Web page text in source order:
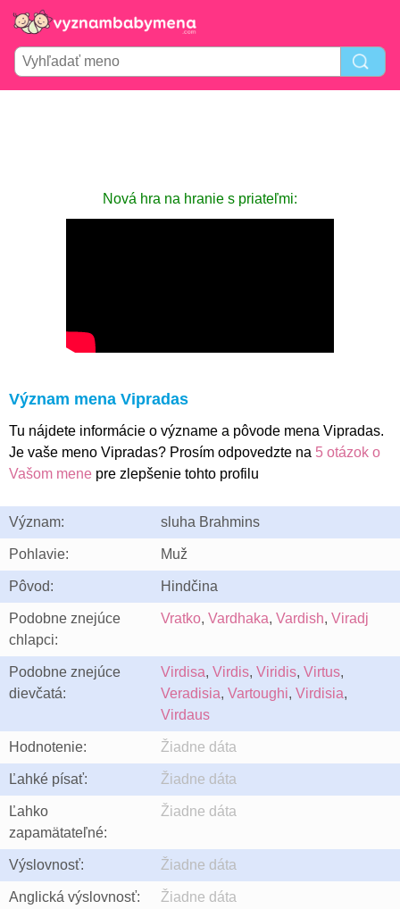
Nová hra na hranie s priateľmi:
Význam mena Vipradas
Tu nájdete informácie o význame a pôvode mena Vipradas.
Je vaše meno Vipradas? Prosím odpovedzte na 5 otázok o
Vašom mene pre zlepšenie tohto profilu
Význam: sluha Brahmins
Pohlavie: Muž
Pôvod: Hindčina
Podobne znejúce
chlapci:
Vratko, Vardhaka, Vardish, Viradj
Podobne znejúce
dievčatá:
Virdisa, Virdis, Viridis, Virtus,
Veradisia, Vartoughi, Virdisia,
Virdaus
Hodnotenie: Žiadne dáta
Ľahké písať: Žiadne dáta
Ľahko
zapamätateľné:
Žiadne dáta
Výslovnosť: Žiadne dáta
Anglická výslovnosť: Žiadne dáta